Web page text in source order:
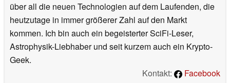
über all die neuen Technologien auf dem Laufenden, die
heutzutage in immer größerer Zahl auf den Markt
kommen. Ich bin auch ein begeisterter SciFi-Leser,
Astrophysik-Liebhaber und seit kurzem auch ein Krypto-
Geek.
Kontakt:
Facebook